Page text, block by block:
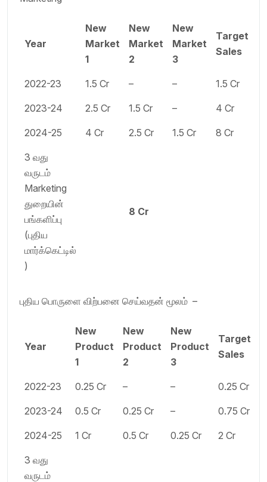
Year
New
Market
1
New
Market
2
New
Market
3
Target
Sales
2022-23 1.5 Cr – – 1.5 Cr
2023-24 2.5 Cr 1.5 Cr – 4 Cr
2024-25 4 Cr 2.5 Cr 1.5 Cr 8 Cr
3 வது
வருடம்
Marketing
துறையின்
பங்களிப்பு
(புதிய
மார்க்கெட்டில்
)
8 Cr
புதிய பொருளை விற்பனை செய்வதன் மூலம் –
Year
New
Product
1
New
Product
2
New
Product
3
Target
Sales
2022-23 0.25 Cr – – 0.25 Cr
2023-24 0.5 Cr 0.25 Cr – 0.75 Cr
2024-25 1 Cr 0.5 Cr 0.25 Cr 2 Cr
3 வது
வருடம்